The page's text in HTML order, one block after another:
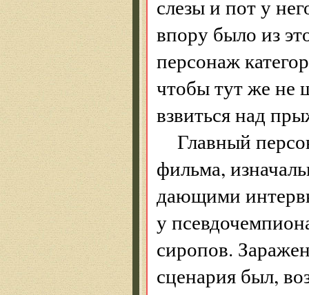
слезы и пот у
впору было из
персонаж
чтобы тут же не
взвиться над
Главный
фильма,
дающими
у
сиропов.
сценария был,